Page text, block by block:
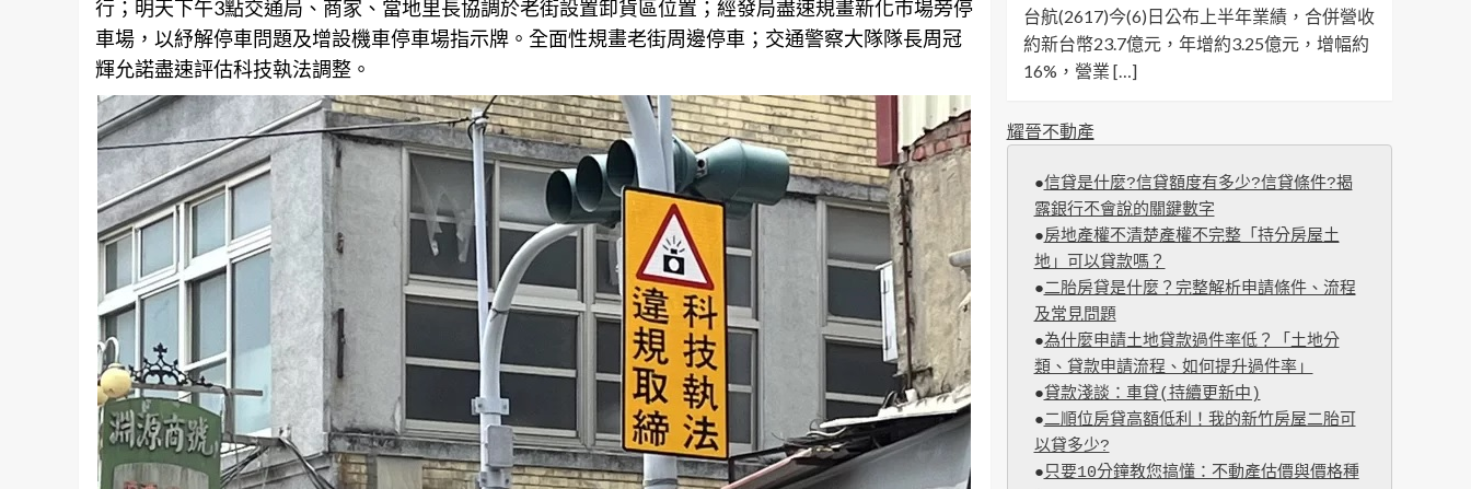
行；明天下午3點交通局、商家、當地里長協調於老街設置卸貨區位置；經發局盡速規畫新化市場旁停
車場，以紓解停車問題及增設機車停車場指示牌。全面性規畫老街周邊停車；交通警察大隊隊長周冠
輝允諾盡速評估科技執法調整。
台航(2617)今(6)日公布上半年業績，合併營收
約新台幣23.7億元，年增約3.25億元，增幅約
16%，營業 […]
耀晉不動產
●信貸是什麼?信貸額度有多少?信貸條件?揭
露銀行不會說的關鍵數字
●房地產權不清楚產權不完整「持分房屋土
地」可以貸款嗎？
●二胎房貸是什麼？完整解析申請條件、流程
及常見問題
●為什麼申請土地貸款過件率低？「土地分
類、貸款申請流程、如何提升過件率」
●貸款淺談：車貸(持續更新中)
●二順位房貸高額低利！我的新竹房屋二胎可
以貸多少?
●只要10分鐘教您搞懂：不動產估價與價格種